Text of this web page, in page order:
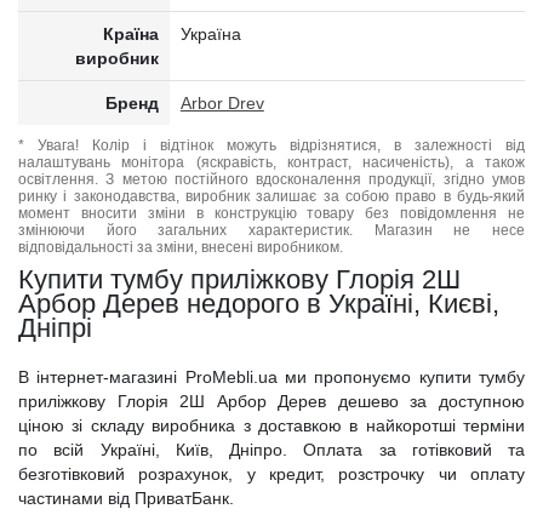
Країна
виробник
Україна
Бренд Arbor Drev
* Увага! Колір і відтінок можуть відрізнятися, в залежності від
налаштувань монітора (яскравість, контраст, насиченість), а також
освітлення. З метою постійного вдосконалення продукції, згідно умов
ринку і законодавства, виробник залишає за собою право в будь-який
момент вносити зміни в конструкцію товару без повідомлення не
змінюючи його загальних характеристик. Магазин не несе
відповідальності за зміни, внесені виробником.
Купити тумбу приліжкову Глорія 2Ш
Арбор Дерев недорого в Україні, Києві,
Дніпрі
В інтернет-магазині ProMebli.ua ми пропонуємо купити тумбу
приліжкову Глорія 2Ш Арбор Дерев дешево за доступною
ціною зі складу виробника з доставкою в найкоротші терміни
по всій Україні, Київ, Дніпро. Оплата за готівковий та
безготівковий розрахунок, у кредит, розстрочку чи оплату
частинами від ПриватБанк.